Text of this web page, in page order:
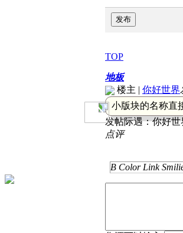
发布
TOP
地板
楼主 | 你好世界
小版块的名称直
发帖际遇：你好世
点评
B Color Link